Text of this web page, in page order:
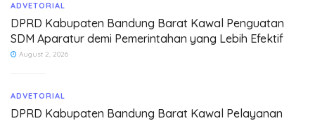
ADVETORIAL
DPRD Kabupaten Bandung Barat Kawal Penguatan
SDM Aparatur demi Pemerintahan yang Lebih Efektif
August 2, 2026
ADVETORIAL
DPRD Kabupaten Bandung Barat Kawal Pelayanan